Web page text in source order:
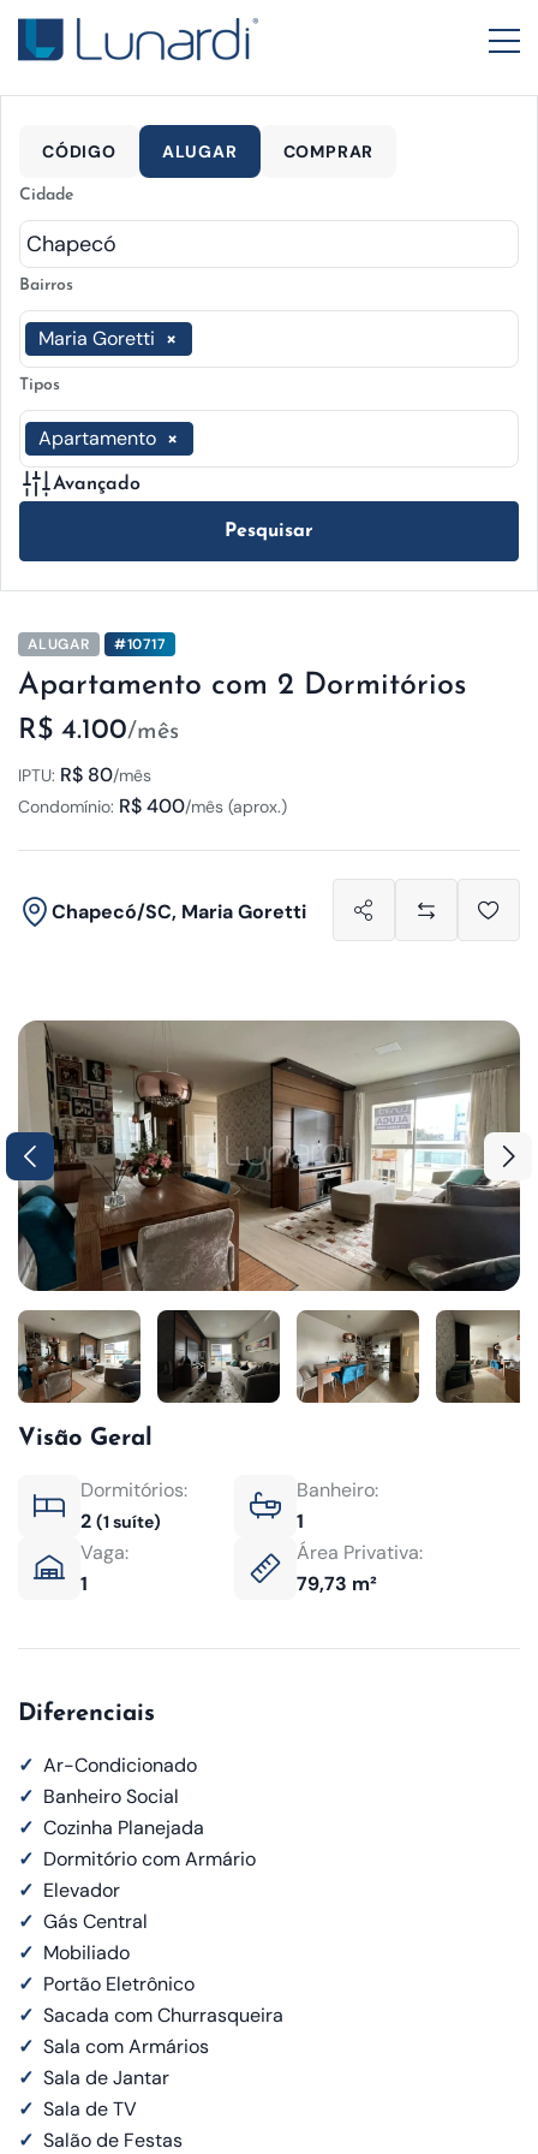
CÓDIGO ALUGAR COMPRAR
Cidade
Bairros
×
Maria Goretti
Tipos
×
Apartamento
Avançado
Pesquisar
ALUGAR #10717
Apartamento com 2 Dormitórios
R$ 4.100/mês
IPTU: R$ 80/mês
Condomínio: R$ 400/mês (aprox.)
Chapecó/SC, Maria Goretti
Visão Geral
Dormitórios:
2 (1 suíte)
Banheiro:
1
Vaga:
1
Área Privativa:
79,73 m²
Diferenciais
✓ Ar-Condicionado
✓ Banheiro Social
✓ Cozinha Planejada
✓ Dormitório com Armário
✓ Elevador
✓ Gás Central
✓ Mobiliado
✓ Portão Eletrônico
✓ Sacada com Churrasqueira
✓ Sala com Armários
✓ Sala de Jantar
✓ Sala de TV
✓ Salão de Festas